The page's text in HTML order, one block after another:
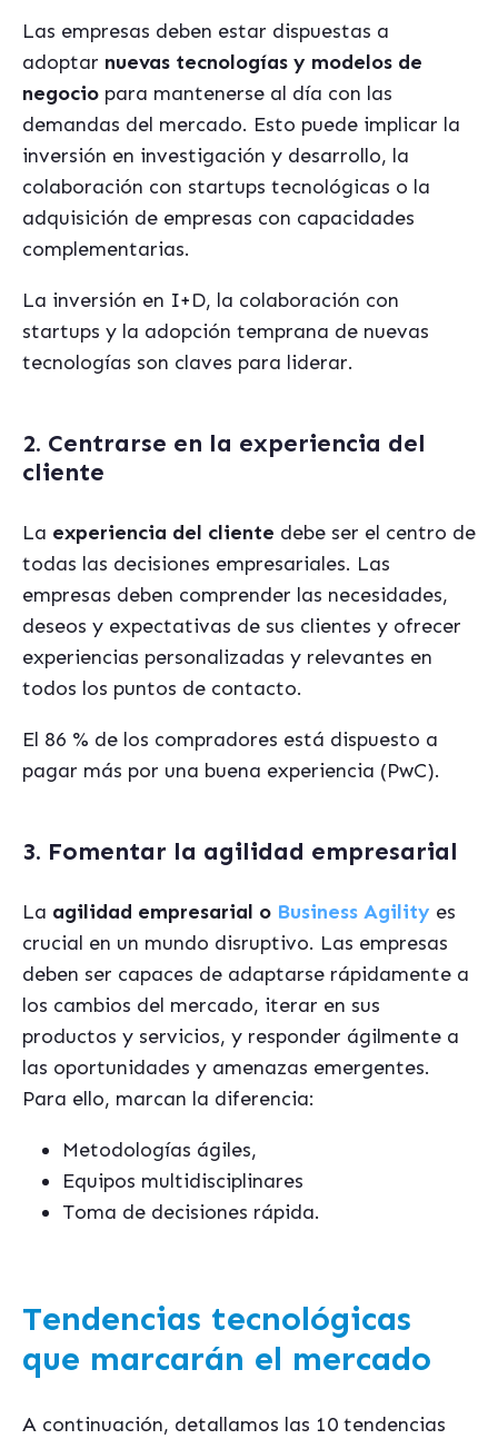
Las empresas deben estar dispuestas a
adoptar nuevas tecnologías y modelos de
negocio para mantenerse al día con las
demandas del mercado. Esto puede implicar la
inversión en investigación y desarrollo, la
colaboración con startups tecnológicas o la
adquisición de empresas con capacidades
complementarias.
La inversión en I+D, la colaboración con
startups y la adopción temprana de nuevas
tecnologías son claves para liderar.
2. Centrarse en la experiencia del
cliente
La experiencia del cliente debe ser el centro de
todas las decisiones empresariales. Las
empresas deben comprender las necesidades,
deseos y expectativas de sus clientes y ofrecer
experiencias personalizadas y relevantes en
todos los puntos de contacto.
El 86 % de los compradores está dispuesto a
pagar más por una buena experiencia (PwC).
3. Fomentar la agilidad empresarial
La agilidad empresarial o Business Agility es
crucial en un mundo disruptivo. Las empresas
deben ser capaces de adaptarse rápidamente a
los cambios del mercado, iterar en sus
productos y servicios, y responder ágilmente a
las oportunidades y amenazas emergentes.
Para ello, marcan la diferencia:
Metodologías ágiles,
Equipos multidisciplinares
Toma de decisiones rápida.
Tendencias tecnológicas
que marcarán el mercado
A continuación, detallamos las 10 tendencias